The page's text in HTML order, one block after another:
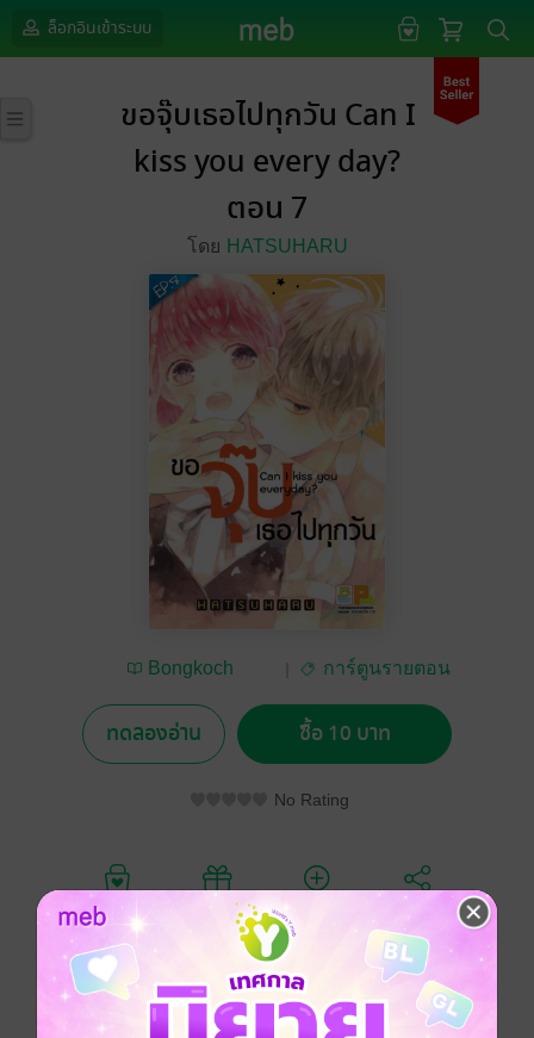
ล็อกอินเข้าระบบ
ขอจุ๊บเธอไปทุกวัน Can I
kiss you every day?
ตอน 7
โดย HATSUHARU
Bongkoch
การ์ตูนรายตอน
ทดลองอ่าน ซื้อ 10 บาท
No Rating
อยากได้ ซื้อเป็นของขวัญ
คุรุมิอยู่กับพ่อและอาตากะ พี่ชายที่หวงน้องสาวสุด คุรุมิได้
พบกับนางิโอะ เพื่อนสมัยเด็กอีกครั้ง นางิโอะโตเป็นหนุ่ม